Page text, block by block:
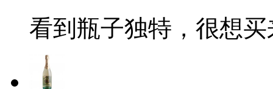
看到瓶子独特，很想